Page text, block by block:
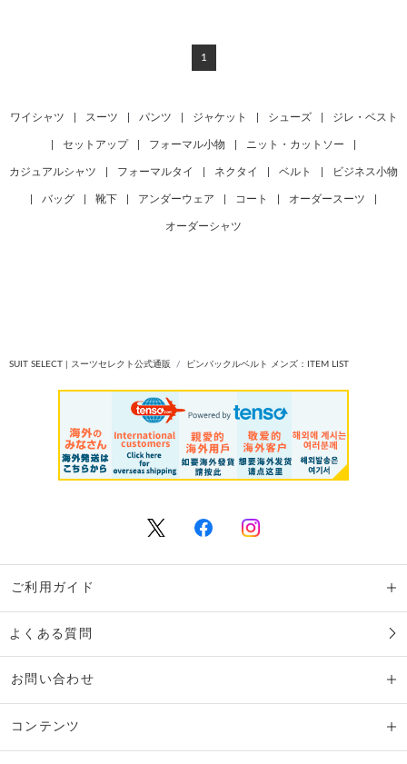
1
ワイシャツ スーツ パンツ ジャケット シューズ ジレ・ベスト
セットアップ フォーマル小物 ニット・カットソー
カジュアルシャツ フォーマルタイ ネクタイ ベルト ビジネス小物
バッグ 靴下 アンダーウェア コート オーダースーツ
オーダーシャツ
SUIT SELECT | スーツセレクト公式通販 ピンバックルベルト メンズ：ITEM LIST
ご利用ガイド
よくある質問
お問い合わせ
コンテンツ